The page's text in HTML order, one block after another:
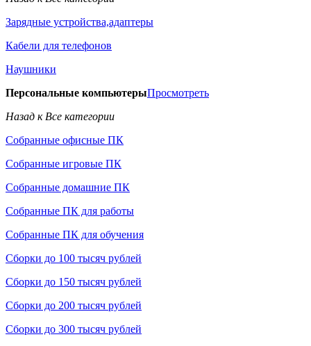
Зарядные устройства,адаптеры
Кабели для телефонов
Наушники
Персональные компьютерыПросмотреть
Назад к Все категории
Собранные офисные ПК
Собранные игровые ПК
Собранные домашние ПК
Собранные ПК для работы
Собранные ПК для обучения
Сборки до 100 тысяч рублей
Сборки до 150 тысяч рублей
Сборки до 200 тысяч рублей
Сборки до 300 тысяч рублей